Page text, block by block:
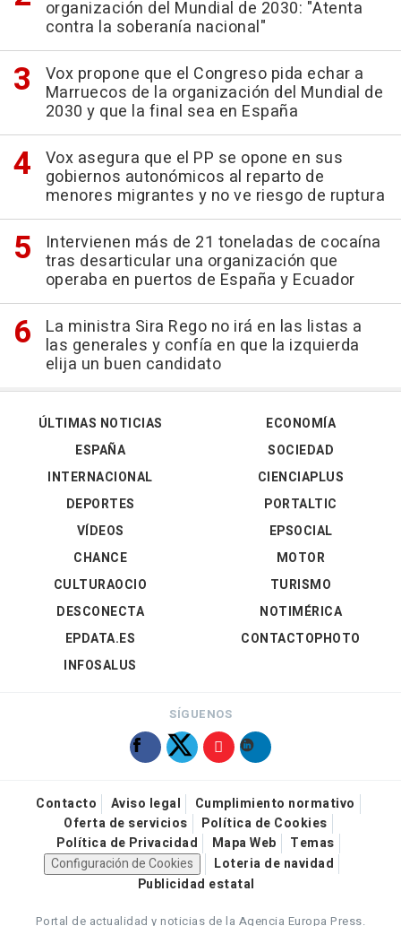
organización del Mundial de 2030: "Atenta
contra la soberanía nacional"
Vox propone que el Congreso pida echar a
Marruecos de la organización del Mundial de
2030 y que la final sea en España
Vox asegura que el PP se opone en sus
gobiernos autonómicos al reparto de
menores migrantes y no ve riesgo de ruptura
Intervienen más de 21 toneladas de cocaína
tras desarticular una organización que
operaba en puertos de España y Ecuador
La ministra Sira Rego no irá en las listas a
las generales y confía en que la izquierda
elija un buen candidato
ÚLTIMAS NOTICIAS
ESPAÑA
INTERNACIONAL
DEPORTES
VÍDEOS
ECONOMÍA
SOCIEDAD
CIENCIAPLUS
PORTALTIC
EPSOCIAL
CHANCE
CULTURAOCIO
DESCONECTA
EPDATA.ES
INFOSALUS
MOTOR
TURISMO
NOTIMÉRICA
CONTACTOPHOTO
SÍGUENOS
Contacto Aviso legal
Cumplimiento normativo
Oferta de servicios
Política de Cookies
Política de Privacidad
Mapa Web
Temas
Configuración de Cookies
Loteria de navidad
Publicidad estatal
Portal de actualidad y noticias de la Agencia Europa Press.